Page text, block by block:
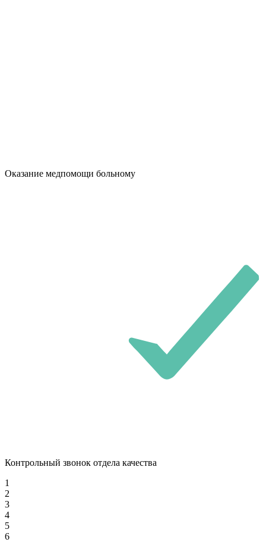
Оказание медпомощи больному
Контрольный звонок отдела качества
1
2
3
4
5
6